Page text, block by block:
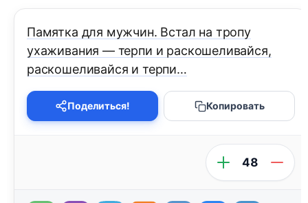
Памятка для мужчин. Встал на тропу
ухаживания — терпи и раскошеливайся,
раскошеливайся и терпи…
Поделиться! Копировать
48